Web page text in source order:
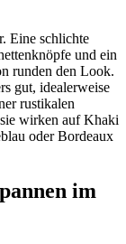
Eine schlichte
und ein
runden den Look.
gut, idealerweise
rustikalen
wirken auf Khaki
oder Bordeaux
im